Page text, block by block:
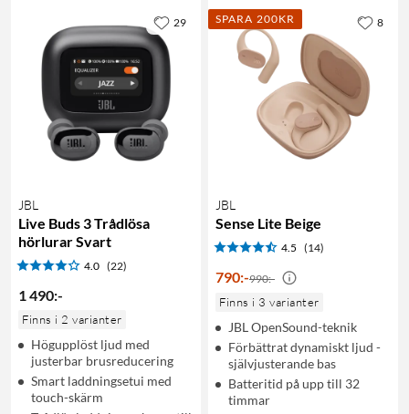
JBL
Live Buds 3 Trådlösa
hörlurar Svart
4.0 (22)
1 490:-
Finns i 2 varianter
Högupplöst ljud med
justerbar brusreducering
Smart laddningsetui med
touch-skärm
29 SPARA 200KR
JBL
Sense Lite Beige
4.5 (14)
790:-990:-
Finns i 3 varianter
JBL OpenSound-teknik
Förbättrat dynamiskt ljud -
självjusterande bas
Batteritid på upp till 32
timmar
8